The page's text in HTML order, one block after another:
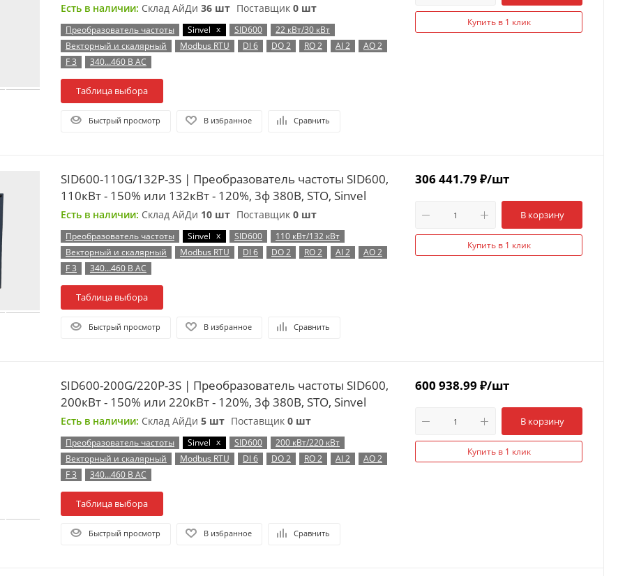
Есть в наличии: Склад АйДи 36 шт Поставщик 0 шт
Преобразователь частоты Sinvel x SID600
22 кВт/30 кВт
Векторный и скалярный
Modbus RTU DI 6 DO 2 RO 2 AI 2
AO 2
F 3
340…460 В AC
Таблица выбора
Быстрый просмотр В избранное Сравнить
Купить в 1 клик
SID600-110G/132P-3S | Преобразователь частоты SID600,
110кВт - 150% или 132кВт - 120%, 3ф 380В, STO, Sinvel
Есть в наличии: Склад АйДи 10 шт Поставщик 0 шт
Преобразователь частоты Sinvel x SID600
110 кВт/132 кВт
Векторный и скалярный
Modbus RTU DI 6 DO 2 RO 2 AI 2
AO 2
F 3
340…460 В AC
Таблица выбора
Быстрый просмотр В избранное Сравнить
306 441.79 ₽/шт
В корзину
Купить в 1 клик
SID600-200G/220P-3S | Преобразователь частоты SID600,
200кВт - 150% или 220кВт - 120%, 3ф 380В, STO, Sinvel
Есть в наличии: Склад АйДи 5 шт Поставщик 0 шт
Преобразователь частоты Sinvel x SID600
200 кВт/220 кВт
Векторный и скалярный
Modbus RTU DI 6 DO 2 RO 2 AI 2
AO 2
F 3
340…460 В AC
Таблица выбора
Быстрый просмотр В избранное Сравнить
600 938.99 ₽/шт
В корзину
Купить в 1 клик